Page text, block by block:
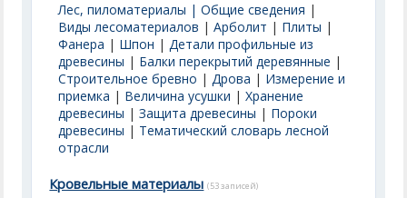
Лес, пиломатериалы | Общие сведения |
Виды лесоматериалов |Арболит | Плиты |
Фанера | Шпон |Детали профильные из
древесины | Балки перекрытий деревянные |
Строительное бревно |Дрова | Измерение и
приемка | Величина усушки |Хранение
древесины |Защита древесины | Пороки
древесины | Тематический словарь лесной
отрасли
Кровельные материалы (53 записей)